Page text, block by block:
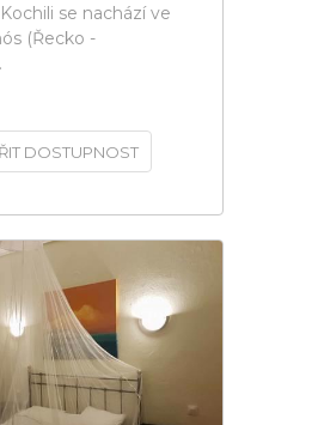
se nachází ve
(Řecko -
DOSTUPNOST